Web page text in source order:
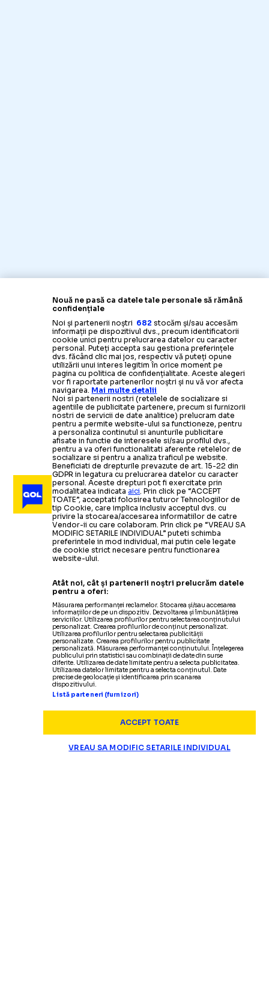
Nouă ne pasă ca datele tale personale să rămână
confidențiale
Noi și partenerii noștri 682 stocăm și/sau accesăm
informații pe dispozitivul dvs., precum identificatorii
cookie unici pentru prelucrarea datelor cu caracter
personal. Puteți accepta sau gestiona preferințele
dvs. făcând clic mai jos, respectiv vă puteți opune
utilizării unui interes legitim în orice moment pe
pagina cu politica de confidențialitate. Aceste alegeri
vor fi raportate partenerilor noștri și nu vă vor afecta
navigarea. Mai multe detalii
Noi si partenerii nostri (retelele de socializare si
agentiile de publicitate partenere, precum si furnizorii
nostri de servicii de date analitice) prelucram date
pentru a permite website-ului sa functioneze, pentru
a personaliza continutul si anunturile publicitare
afisate in functie de interesele si/sau profilul dvs.,
pentru a va oferi functionalitati aferente retelelor de
socializare si pentru a analiza traficul pe website.
Beneficiati de drepturile prevazute de art. 15-22 din
GDPR in legatura cu prelucrarea datelor cu caracter
personal. Aceste drepturi pot fi exercitate prin
modalitatea indicataaici. Prin click pe “ACCEPT
TOATE”, acceptati folosirea tuturor Tehnologiilor de
tip Cookie, care implica inclusiv acceptul dvs. cu
privire la stocarea/accesarea informatiilor de catre
Vendor-ii cu care colaboram. Prin click pe “VREAU SA
MODIFIC SETARILE INDIVIDUAL” puteti schimba
preferintele in mod individual, mai putin cele legate
de cookie strict necesare pentru functionarea
website-ului.
Atât noi, cât și partenerii noștri prelucrăm datele
pentru a oferi:
Măsurarea performanței reclamelor. Stocarea și/sau accesarea
informațiilor de pe un dispozitiv. Dezvoltarea și îmbunătățirea
serviciilor. Utilizarea profilurilor pentru selectarea conținutului
personalizat. Crearea profilurilor de conținut personalizat.
Utilizarea profilurilor pentru selectarea publicității
personalizate. Crearea profilurilor pentru publicitate
personalizată. Măsurarea performanței conținutului. Înțelegerea
publicului prin statistici sau combinații de date din surse
diferite. Utilizarea de date limitate pentru a selecta publicitatea.
Utilizarea datelor limitate pentru a selecta conținutul. Date
precise de geolocație și identificarea prin scanarea
dispozitivului.
Listă parteneri (furnizori)
ACCEPT TOATE
VREAU SA MODIFIC SETARILE INDIVIDUAL